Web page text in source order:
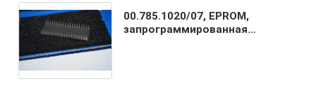
00.785.1020/07, EPROM,
запрограммированная